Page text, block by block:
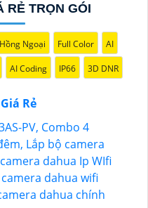
của camera. Bạn nên
4:Chất lượng của
cao với độ phân giải
độ tin cậy.💖5:
Nếu bạn
bạn có thể tham khảo
tử hoặc tại các cửa
sẽ giúp bạn chọn
hãng, giá rẻ và chất
hoặc cần tư vấn
cấp cho công trình
RẺ TRỌN GÓI
Hồng Ngoại Full Color AI
AI Coding IP66 3D DNR
Rẻ